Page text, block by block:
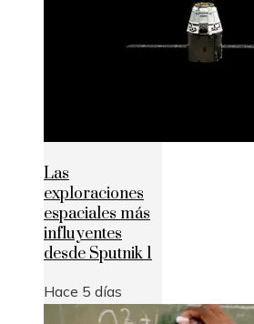
Las
exploraciones
espaciales más
influyentes
desde Sputnik 1
Hace 5 días